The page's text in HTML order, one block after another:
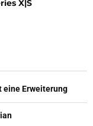
X|S
eine Erweiterung